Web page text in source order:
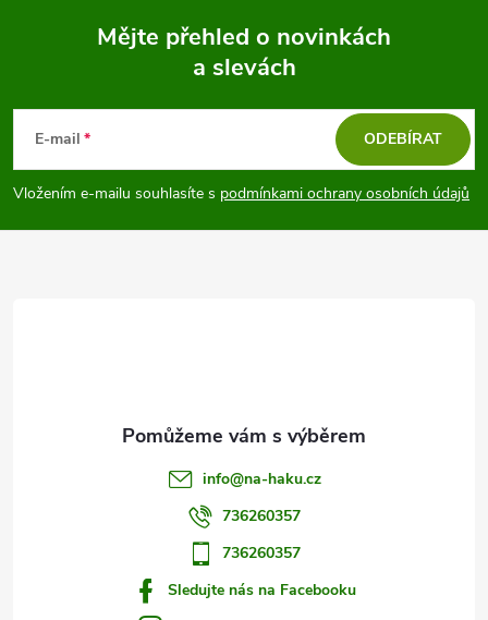
p
a
Mějte přehled o novinkách
a slevách
E-mail
Vložením e-mailu souhlasíte s podmínkami ochrany osobních údajů
ODEBÍRAT
info@na-haku.cz
736260357
736260357
Sledujte nás na Facebooku